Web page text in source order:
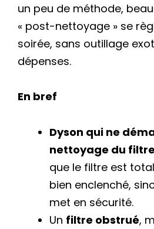
un peu de méthode,
« post-nettoyage » se
soirée, sans outillage
dépenses.
En bref
Dyson qui ne
nettoyage du filtre
que le filtre est
bien enclenché,
met en sécurité.
Un filtre obstrué,